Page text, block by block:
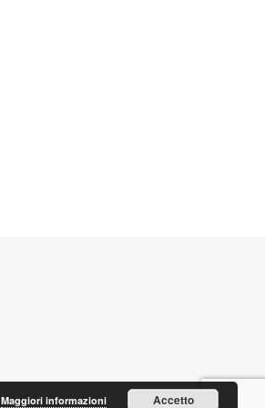
Maggiori informazioni Accetto